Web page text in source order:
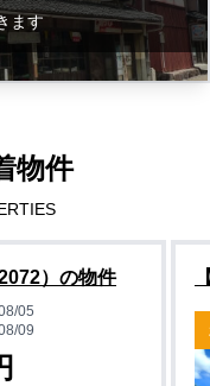
ます
物件
）の物件
05
09